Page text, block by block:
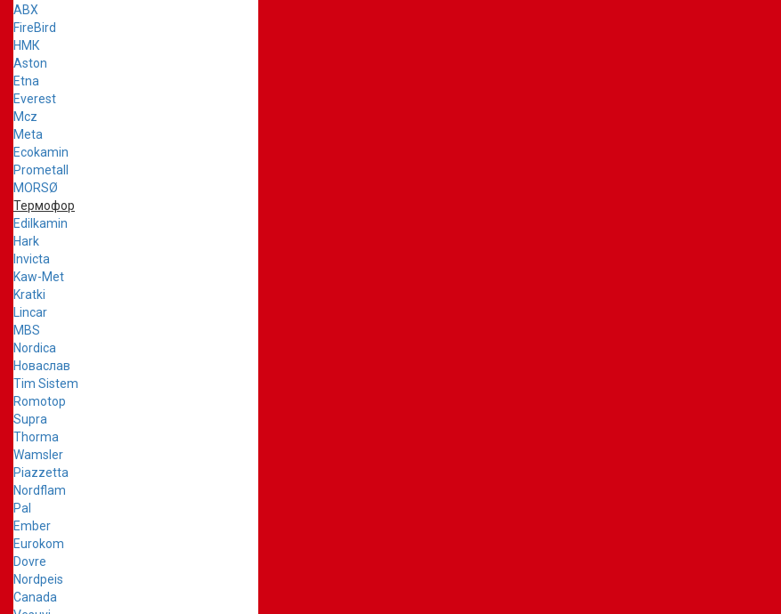
ABX
FireBird
НМК
Aston
Etna
Everest
Mcz
Meta
Ecokamin
Prometall
MORSØ
Термофор
Edilkamin
Hark
Invicta
Kaw-Met
Kratki
Lincar
MBS
Nordica
Новаслав
Tim Sistem
Romotop
Supra
Thorma
Wamsler
Piazzetta
Nordflam
Pal
Ember
Eurokom
Dovre
Nordpeis
Canada